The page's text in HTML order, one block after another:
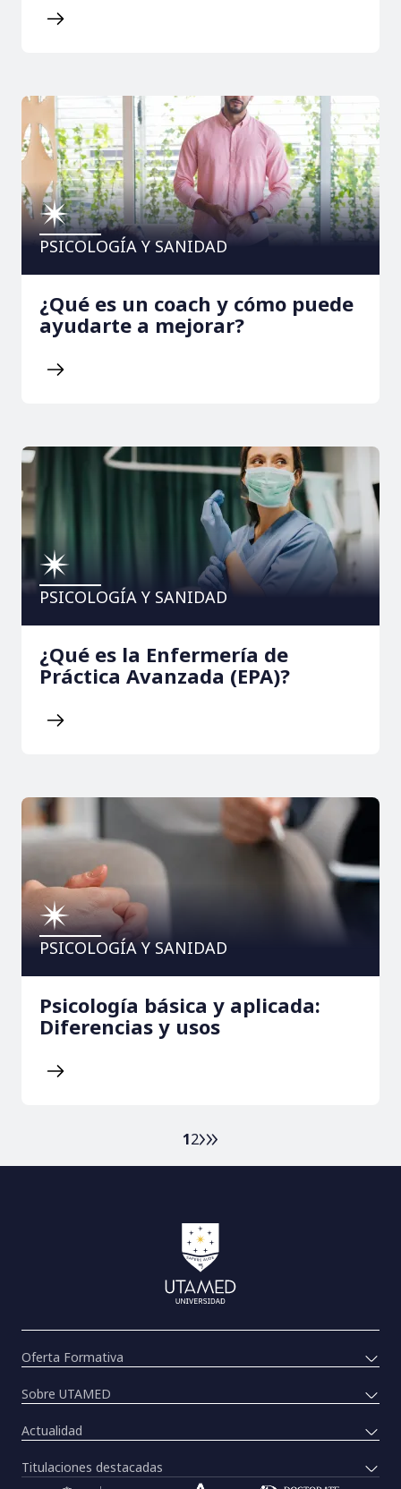
PSICOLOGÍA Y SANIDAD
¿Qué es un coach y cómo puede
ayudarte a mejorar?
PSICOLOGÍA Y SANIDAD
¿Qué es la Enfermería de
Práctica Avanzada (EPA)?
PSICOLOGÍA Y SANIDAD
Psicología básica y aplicada:
Diferencias y usos
Page
1Page
2Siguiente
página
›Última
página
»
Oferta Formativa
Sobre UTAMED
Actualidad
Titulaciones destacadas